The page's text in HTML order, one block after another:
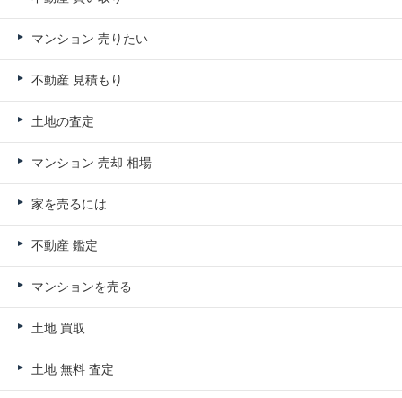
マンション 売りたい
不動産 見積もり
土地の査定
マンション 売却 相場
家を売るには
不動産 鑑定
マンションを売る
土地 買取
土地 無料 査定